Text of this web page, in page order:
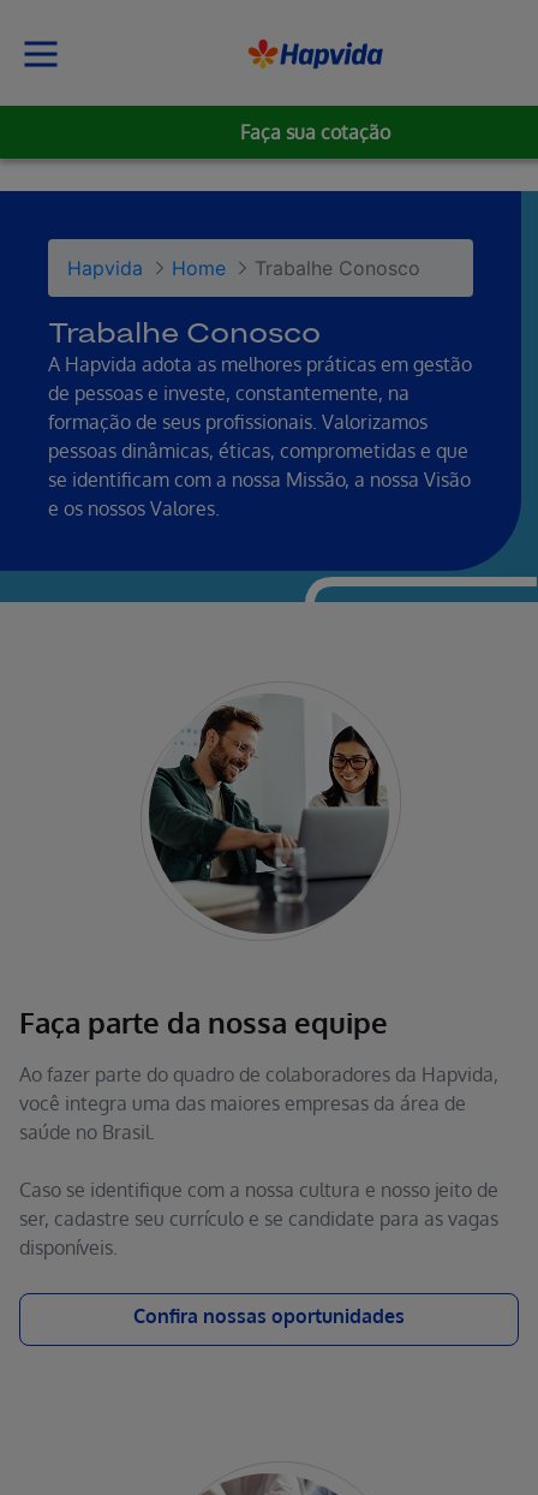
Faça sua cotação
Hapvida Home Trabalhe Conosco
Trabalhe Conosco
A Hapvida adota as melhores práticas em gestão
de pessoas e investe, constantemente, na
formação de seus profissionais. Valorizamos
pessoas dinâmicas, éticas, comprometidas e que
se identificam com a nossa Missão, a nossa Visão
e os nossos Valores.
Faça parte da nossa equipe
Ao fazer parte do quadro de colaboradores da Hapvida,
você integra uma das maiores empresas da área de
saúde no Brasil.
Caso se identifique com a nossa cultura e nosso jeito de
ser, cadastre seu currículo e se candidate para as vagas
disponíveis.
Confira nossas oportunidades